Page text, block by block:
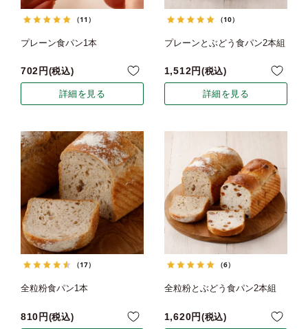
（11）
プレーン食パン1本
702 税込
詳細を見る
（10）
プレーンとぶどう食パン2本組
1,512 税込
詳細を見る
（17）
全粒粉食パン1本
810 税込
（6）
全粒粉とぶどう食パン2本組
1,620 税込